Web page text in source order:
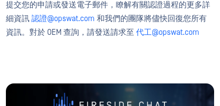
提交您的申請或發送電子郵件，瞭解有關認證過程的更多詳
細資訊 認證@opswat.com 和我們的團隊將儘快回復您所有
資訊。對於 OEM 查詢，請發送請求至 代工@opswat.com